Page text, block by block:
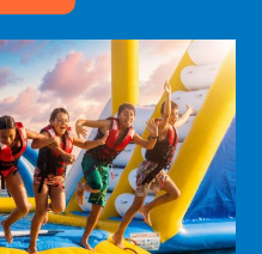
16€
¡Abierto!
20€
¡Abierto!